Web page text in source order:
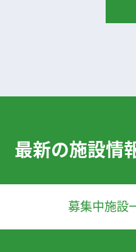
最新の施設情
募集中施設